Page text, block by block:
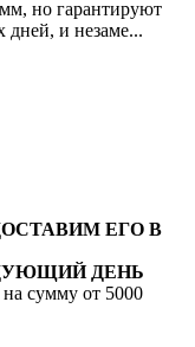
но гарантируют
дней, и незаме...
ЕГО В
ДЕНЬ
на сумму от 5000